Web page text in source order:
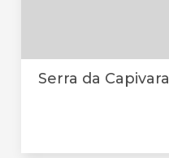
Serra da Capivara